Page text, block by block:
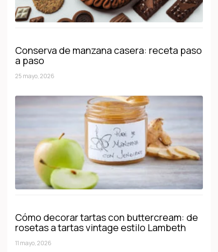
Conserva de manzana casera: receta paso
a paso
25 mayo, 2026
Cómo decorar tartas con buttercream: de
rosetas a tartas vintage estilo Lambeth
11 mayo, 2026